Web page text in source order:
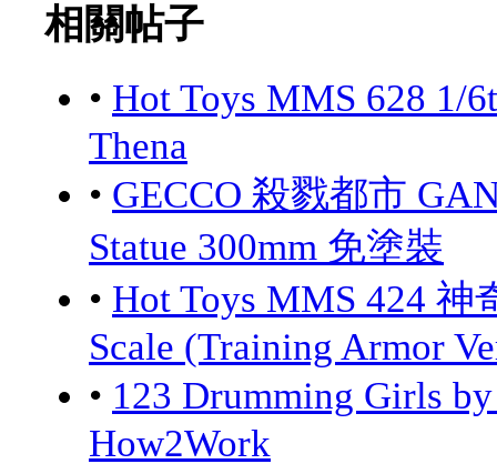
相關帖子
• Hot Toys MMS 628 1/
Thena
• GECCO 殺戮都市
Statue 300mm 免塗裝
• Hot Toys MMS 424 神
Scale (Training Armor
• 123 Drumming Girls
How2Work